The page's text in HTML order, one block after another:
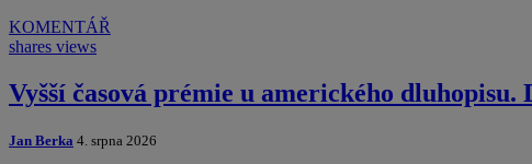
KOMENTÁŘ
shares views
Vyšší časová prémie u amerického
Jan Berka 4. srpna 2026